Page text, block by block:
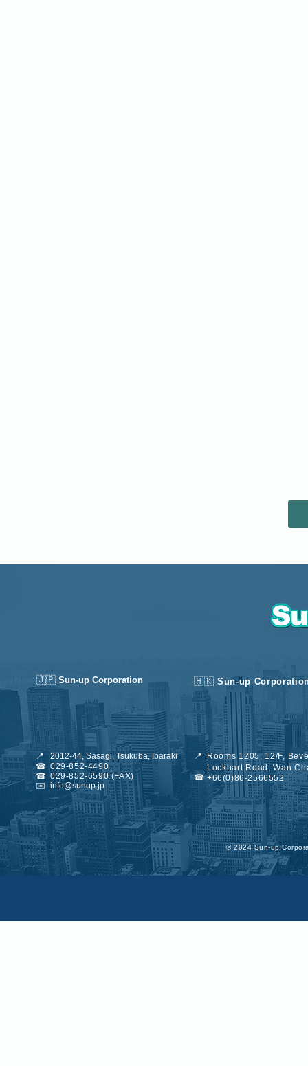
🇯🇵 Sun-up Corporation 🇭🇰Sun-up
📍
☎
☎
✉️
📍
☎
2012-44, Sasagi, Tsukuba, Ibaraki
029-852-4490
029-852-6590 (FAX)
info@sunup.jp
Rooms 1205, 12/F,
Lockhart Road, Wan
+66(0)86-2566552
©︎ 2024 Sun-up